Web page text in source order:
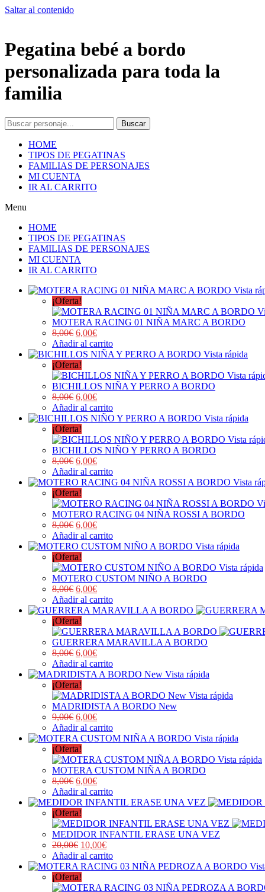
Saltar al contenido
Pegatina bebé a bordo
personalizada para toda la
familia
Buscar
HOME
TIPOS DE PEGATINAS
FAMILIAS DE PERSONAJES
MI CUENTA
IR AL CARRITO
Menu
HOME
TIPOS DE PEGATINAS
FAMILIAS DE PERSONAJES
MI CUENTA
IR AL CARRITO
Vista
¡Oferta!
MOTERA RACING 01 NIÑA MARC A BORDO
8,00€ 6,00€
Añadir al carrito
Vista rápida
¡Oferta!
Vista
BICHILLOS NIÑA Y PERRO A BORDO
8,00€ 6,00€
Añadir al carrito
Vista rápida
¡Oferta!
Vista
BICHILLOS NIÑO Y PERRO A BORDO
8,00€ 6,00€
Añadir al carrito
Vista
¡Oferta!
MOTERO RACING 04 NIÑA ROSSI A BORDO
8,00€ 6,00€
Añadir al carrito
Vista rápida
¡Oferta!
Vista rápida
MOTERO CUSTOM NIÑO A BORDO
8,00€ 6,00€
Añadir al carrito
¡Oferta!
GUERRERA MARAVILLA A BORDO
8,00€ 6,00€
Añadir al carrito
Vista rápida
¡Oferta!
Vista rápida
MADRIDISTA A BORDO New
9,00€ 6,00€
Añadir al carrito
Vista rápida
¡Oferta!
Vista rápida
MOTERA CUSTOM NIÑA A BORDO
8,00€ 6,00€
Añadir al carrito
¡Oferta!
MEDIDOR INFANTIL ERASE UNA VEZ
20,00€ 10,00€
Añadir al carrito
¡Oferta!